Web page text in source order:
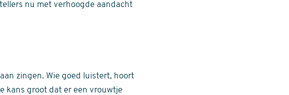
nu met verhoogde aandacht
zingen. Wie goed luistert, hoort
kans groot dat er een vrouwtje